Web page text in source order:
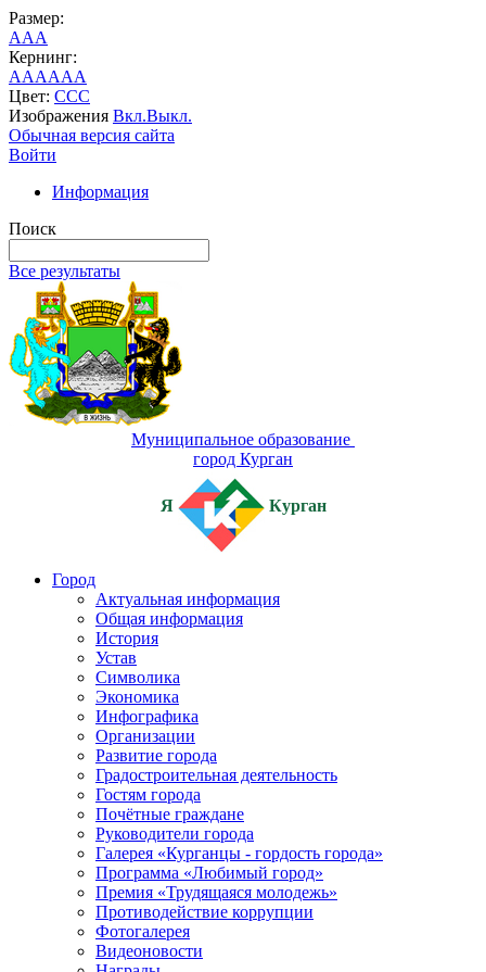
Размер:
AAA
Кернинг:
AAAAAA
Цвет: CCC
Изображения Вкл.Выкл.
Обычная версия сайта
Войти
Информация
Поиск
Все результаты
Муниципальное образование
город Курган
Я Курган
Город
Актуальная информация
Общая информация
История
Устав
Символика
Экономика
Инфографика
Организации
Развитие города
Градостроительная деятельность
Гостям города
Почётные граждане
Руководители города
Галерея «Курганцы - гордость города»
Программа «Любимый город»
Премия «Трудящаяся молодежь»
Противодействие коррупции
Фотогалерея
Видеоновости